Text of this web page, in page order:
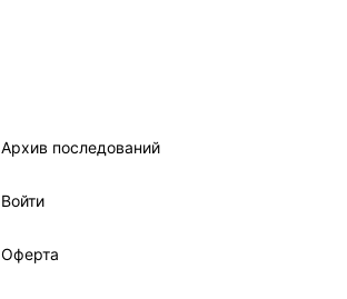
Архив последований
Войти
Оферта